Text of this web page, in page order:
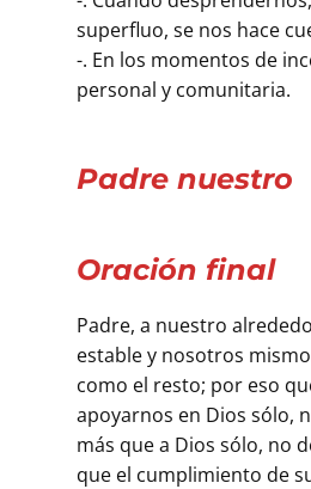
superfluo, se nos hace
-. En los momentos de
personal y comunitaria.
Padre nuestro
Oración final
Padre, a nuestro
estable y nosotros
como el resto; por eso
apoyarnos en Dios sólo,
más que a Dios sólo, no
que el cumplimiento de